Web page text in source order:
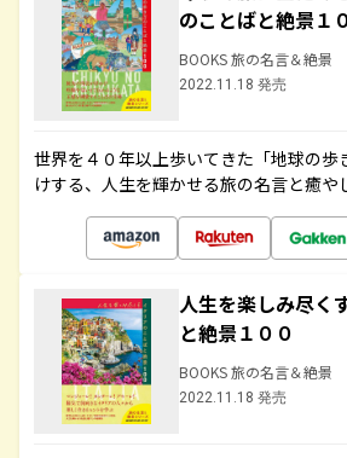
のことばと絶景１
BOOKS 旅の名言＆絶景
2022.11.18 発売
世界を４０年以上歩いてきた「地球の歩
けする、人生を輝かせる旅の名言と癒や
人生を楽しみ尽く
と絶景１００
BOOKS 旅の名言＆絶景
2022.11.18 発売